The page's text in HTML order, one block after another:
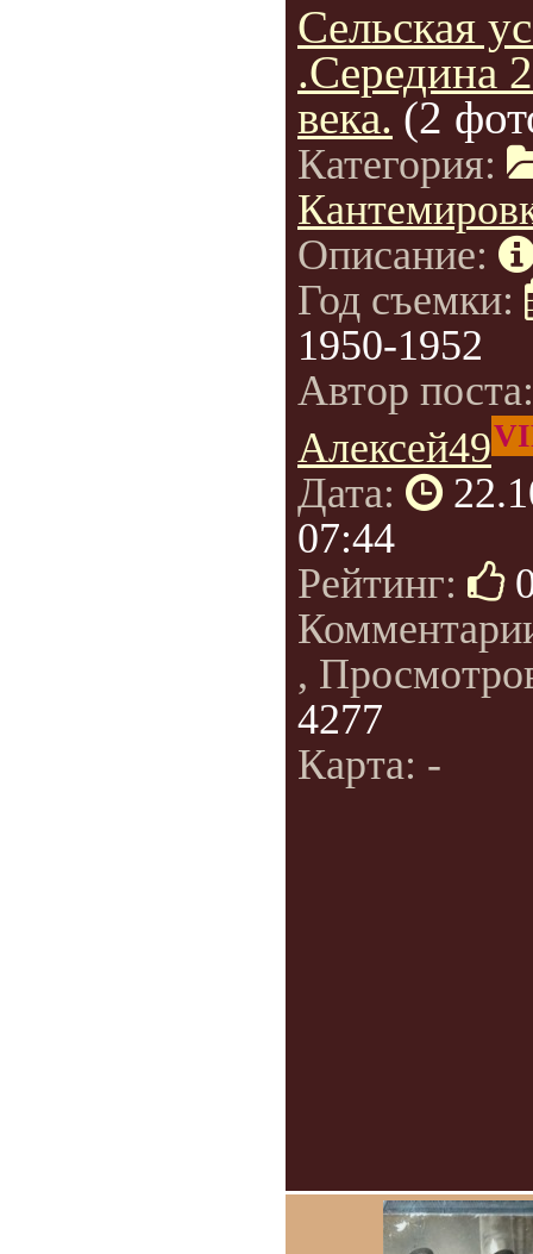
Сельская
.Середина
века. (2
Категория:
Описание:
Год съемки:
1950-1952
Автор
Алексей49
Дата:
07:44
Рейтинг:
,
4277
Карта: -